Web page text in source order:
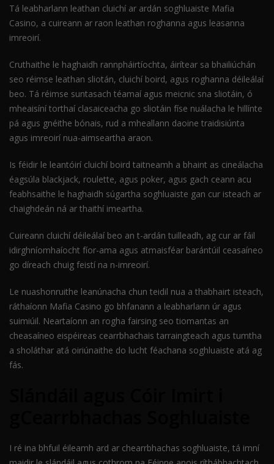
Tá leabharlann leathan cluichí ar ardán soghluaiste Mafia
Casino, a cuireann ar raon leathan roghanna agus leasanna
imreoirí.
Cruthaithe le haghaidh rannpháirtíochta, áirítear sa bhailiúchán
seo réimse leathan sliotán, cluichí boird, agus roghanna déileálaí
beo. Tá réimse suntasach téamaí agus meicnic sna sliotáin, ó
mheaisíní torthaí clasaiceacha go sliotáin físe nuálacha le hillínte
pá agus gnéithe bónais, rud a mheallann daoine traidisiúnta
agus imreoirí nua-aimseartha araon.
Is féidir le leantóirí cluichí boird taitneamh a bhaint as cineálacha
éagsúla blackjack, roulette, agus poker, agus gach ceann acu
feabhsaithe le haghaidh súgartha soghluaiste gan cur isteach ar
chaighdeán ná ar thaithí imeartha.
Cuireann cluichí déileálaí beo an t-ardán tuilleadh, ag cur ar fáil
idirghníomhaíocht fíor-ama agus atmaisféar barántúil ceasaíneo
go díreach chuig feistí na n-imreoirí.
Le nuashonruithe leanúnacha chun teidil nua a thabhairt isteach,
ráthaíonn Mafia Casino go bhfanann a leabharlann úr agus
suimiúil. Neartaíonn an rogha fairsing seo tiomantas an
cheasaíneo eispéireas cearrbhachais tarraingteach agus tumtha
a sholáthar atá oiriúnaithe do lucht féachana soghluaiste atá ag
fás.
I ré ina bhfuil éileamh ard ar chearrbhachas soghluaiste, tá imní